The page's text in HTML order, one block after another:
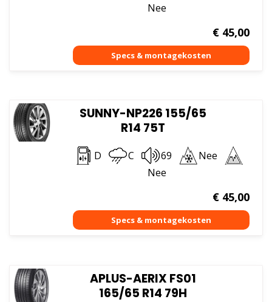
Nee
€45,00
SUNNY-NP226 155/65
R14 75T
D C 69
Nee
Nee
€45,00
APLUS-AERIX FS01
165/65 R14 79H